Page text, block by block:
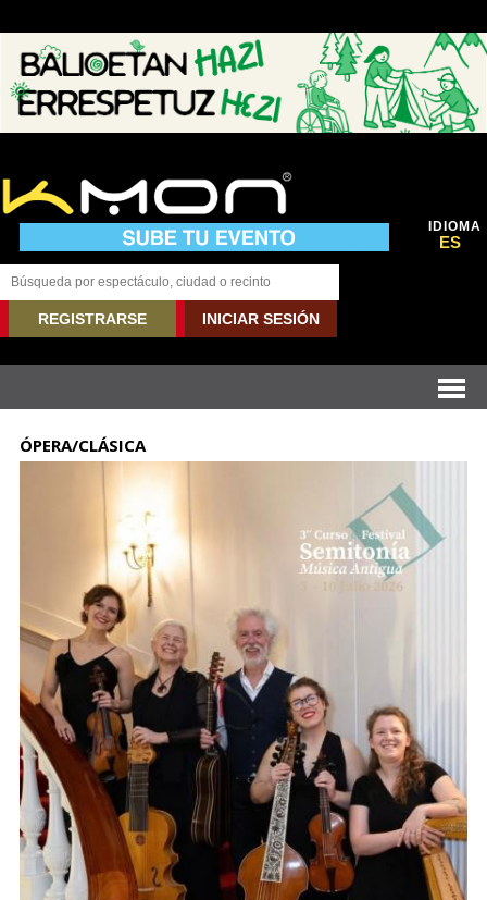
IDIOMA
ES
REGISTRARSE INICIAR SESIÓN
ÓPERA/CLÁSICA